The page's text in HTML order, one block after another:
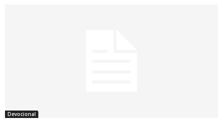
Devocional